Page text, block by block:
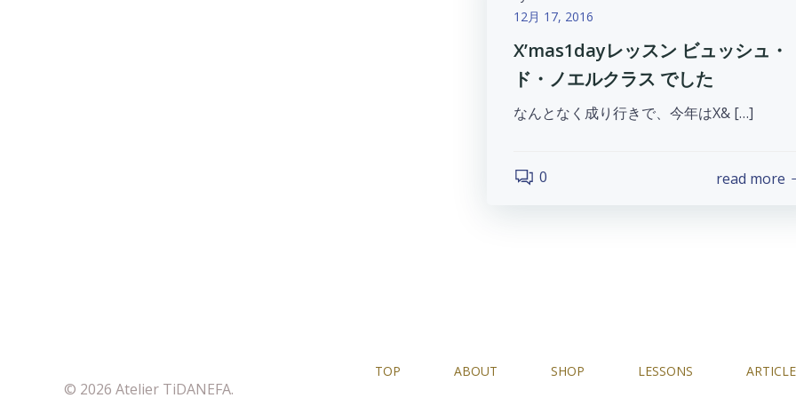
12月 17, 2016
X’mas1dayレッスン ビュッシュ・
ド・ノエルクラス でした
なんとなく成り行きで、今年はX& […]
0 read more
© 2026 Atelier TiDANEFA.
TOP ABOUT SHOP LESSONS